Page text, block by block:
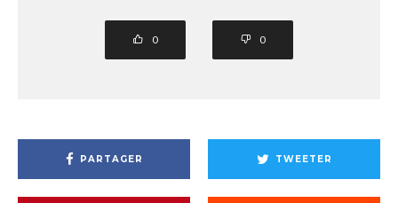
0 0
PARTAGER TWEETER